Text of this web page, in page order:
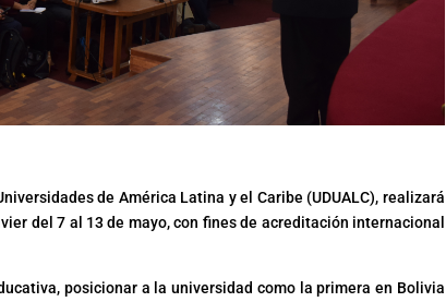
de América Latina y el Caribe (UDUALC), realizará
del 7 al 13 de mayo, con fines de acreditación internacional
posicionar a la universidad como la primera en Bolivia